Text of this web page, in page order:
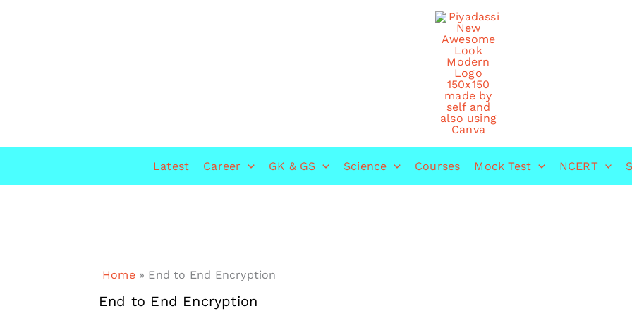
Latest Career GK & GS Science Courses Mock Test NCERT
Home» End to End Encryption
End to End Encryption